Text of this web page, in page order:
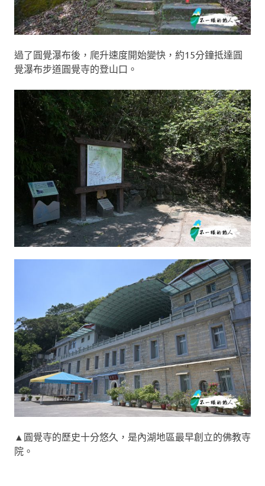
過了圓覺瀑布後，爬升速度開始變快，約15分鐘抵達圓
覺瀑布步道圓覺寺的登山口。
▲圓覺寺的歷史十分悠久，是內湖地區最早創立的佛教寺
院。